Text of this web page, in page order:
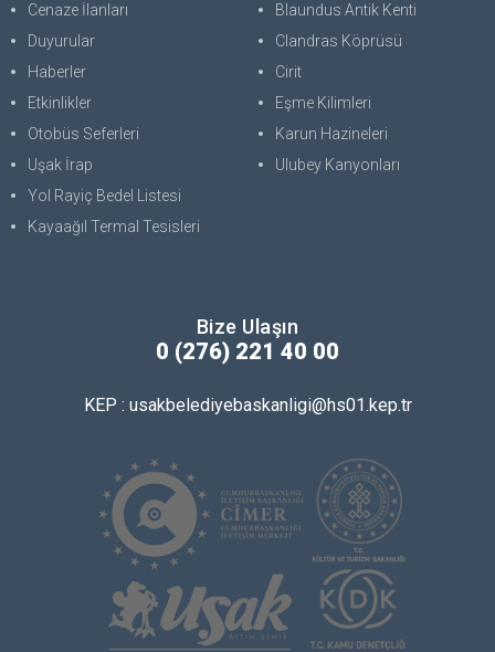
Cenaze İlanları
Duyurular
Haberler
Etkinlikler
Otobüs Seferleri
Uşak İrap
Yol Rayiç Bedel Listesi
Kayaağıl Termal Tesisleri
Blaundus Antik Kenti
Clandras Köprüsü
Cirit
Eşme Kilimleri
Karun Hazineleri
Ulubey Kanyonları
Bize Ulaşın
0 (276) 221 40 00
KEP : usakbelediyebaskanligi@hs01.kep.tr